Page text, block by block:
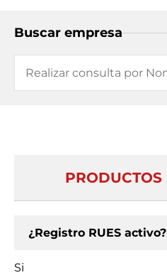
Buscar empresa
PRODUCTOS
¿Registro RUES activo?
Si